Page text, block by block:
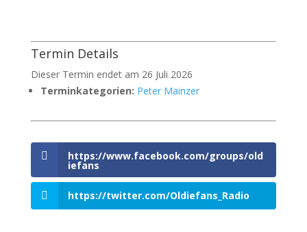
Termin Details
Dieser Termin endet am 26 Juli 2026
Terminkategorien: Peter Mainzer
https://www.facebook.com/groups/old
iefans
https://twitter.com/Oldiefans_Radio